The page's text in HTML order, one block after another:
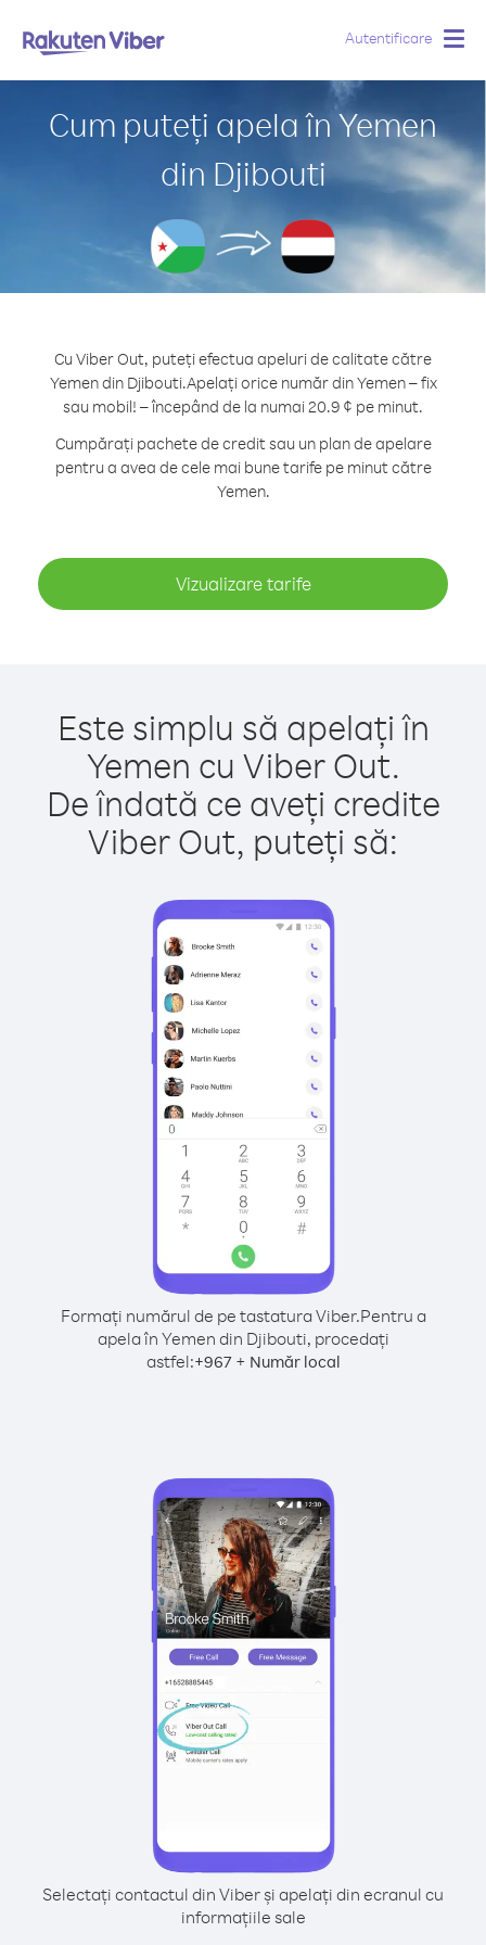
Autentificare
Cum puteți apela în Yemen
din Djibouti
Cu Viber Out, puteți efectua apeluri de calitate către
Yemen din Djibouti.Apelați orice număr din Yemen – fix
sau mobil! – începând de la numai 20.9 ¢ pe minut.
Cumpărați pachete de credit sau un plan de apelare
pentru a avea de cele mai bune tarife pe minut către
Yemen.
Vizualizare tarife
Este simplu să apelați în
Yemen cu Viber Out.
De îndată ce aveți credite
Viber Out, puteți să:
Formați numărul de pe tastatura Viber.Pentru a
apela în Yemen din Djibouti, procedați
astfel:+967+ Număr local
Selectați contactul din Viber și apelați din ecranul cu
informațiile sale